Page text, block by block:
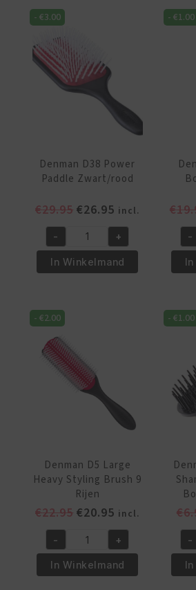
7
Rijen
aantal
-€3.00
Denman D38 Power
Paddle Zwart/rood
€29.95 Oorspronkelijke
was:
€29.95.
€26.95 Huidige
prijs
is:
€26.95.
incl.
Denman
D38
Power
Zwart/rood
aantal
- +
In Winkelmand
-€1.00
€
D4
9
-
-€2.00
Denman D5 Large
Heavy Styling Brush 9
Rijen
€22.95 Oorspronkelijke
was:
€22.95.
€20.95 Huidige
prijs
is:
€20.95.
incl.
Denman
D5
Large
- +
In Winkelmand
-€1.00
€
D6
Be-
-